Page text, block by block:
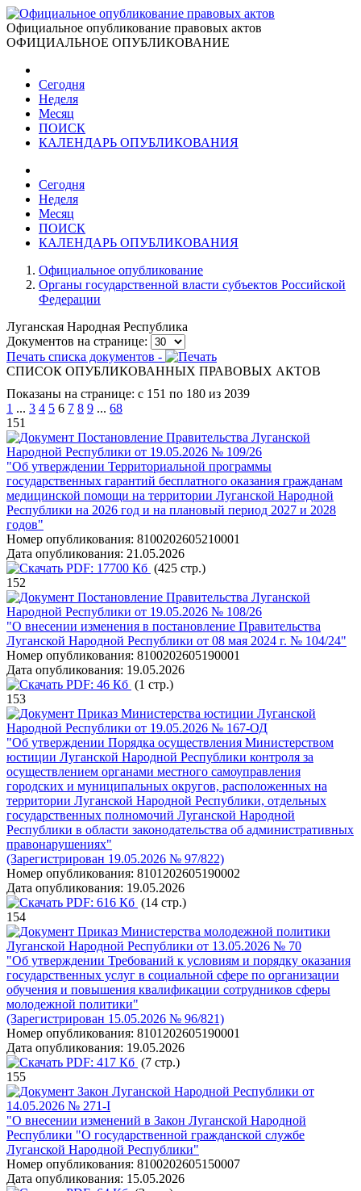
Официальное опубликование правовых актов
ОФИЦИАЛЬНОЕ ОПУБЛИКОВАНИЕ
Сегодня
Неделя
Месяц
ПОИСК
КАЛЕНДАРЬ ОПУБЛИКОВАНИЯ
Сегодня
Неделя
Месяц
ПОИСК
КАЛЕНДАРЬ ОПУБЛИКОВАНИЯ
Официальное опубликование
Органы государственной власти субъектов Российской
Федерации
Луганская Народная Республика
Документов на странице:
Печать списка документов -
СПИСОК ОПУБЛИКОВАННЫХ ПРАВОВЫХ АКТОВ
Показаны на странице: с 151 по 180 из 2039
1 ... 3 4 5 6 7 8 9 ... 68
151
Постановление Правительства Луганской
Народной Республики от 19.05.2026 № 109/26
"Об утверждении Территориальной программы
государственных гарантий бесплатного оказания гражданам
медицинской помощи на территории Луганской Народной
Республики на 2026 год и на плановый период 2027 и 2028
годов"
Номер опубликования: 8100202605210001
Дата опубликования: 21.05.2026
PDF: 17700 Кб (425 стр.)
152
Постановление Правительства Луганской
Народной Республики от 19.05.2026 № 108/26
"О внесении изменения в постановление Правительства
Луганской Народной Республики от 08 мая 2024 г. № 104/24"
Номер опубликования: 8100202605190001
Дата опубликования: 19.05.2026
PDF: 46 Кб (1 стр.)
153
Приказ Министерства юстиции Луганской
Народной Республики от 19.05.2026 № 167-ОД
"Об утверждении Порядка осуществления Министерством
юстиции Луганской Народной Республики контроля за
осуществлением органами местного самоуправления
городских и муниципальных округов, расположенных на
территории Луганской Народной Республики, отдельных
государственных полномочий Луганской Народной
Республики в области законодательства об административных
правонарушениях"
(Зарегистрирован 19.05.2026 № 97/822)
Номер опубликования: 8101202605190002
Дата опубликования: 19.05.2026
PDF: 616 Кб (14 стр.)
154
Приказ Министерства молодежной политики
Луганской Народной Республики от 13.05.2026 № 70
"Об утверждении Требований к условиям и порядку оказания
государственных услуг в социальной сфере по организации
обучения и повышения квалификации сотрудников сферы
молодежной политики"
(Зарегистрирован 15.05.2026 № 96/821)
Номер опубликования: 8101202605190001
Дата опубликования: 19.05.2026
PDF: 417 Кб (7 стр.)
155
Закон Луганской Народной Республики от
14.05.2026 № 271-I
"О внесении изменений в Закон Луганской Народной
Республики "О государственной гражданской службе
Луганской Народной Республики"
Номер опубликования: 8100202605150007
Дата опубликования: 15.05.2026